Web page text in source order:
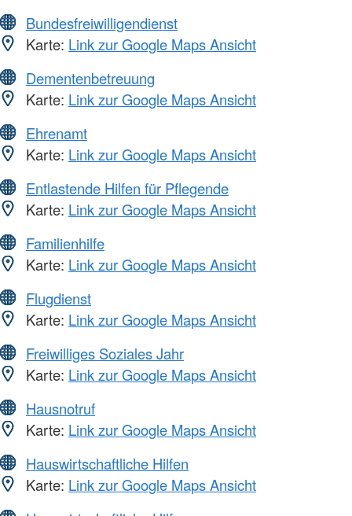
Bundesfreiwilligendienst
Karte: Link zur Google Maps Ansicht
Dementenbetreuung
Karte: Link zur Google Maps Ansicht
Ehrenamt
Karte: Link zur Google Maps Ansicht
Entlastende Hilfen für Pflegende
Karte: Link zur Google Maps Ansicht
Familienhilfe
Karte: Link zur Google Maps Ansicht
Flugdienst
Karte: Link zur Google Maps Ansicht
Freiwilliges Soziales Jahr
Karte: Link zur Google Maps Ansicht
Hausnotruf
Karte: Link zur Google Maps Ansicht
Hauswirtschaftliche Hilfen
Karte: Link zur Google Maps Ansicht